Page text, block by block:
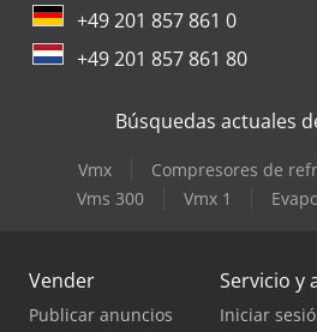
+49 201 857 861 0
+49 201 857 861 80
Búsquedas actuales
Vmx Compresores de
Vms 300
Vmx 1
Vender
Publicar anuncios
Servicio y
Iniciar